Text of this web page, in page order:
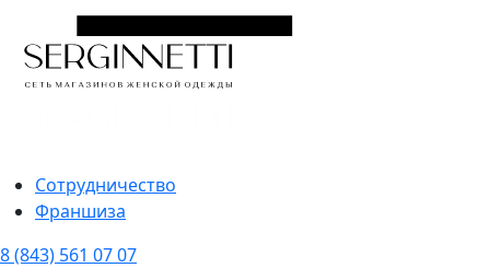
Сотрудничество
Франшиза
8 (843) 561 07 07